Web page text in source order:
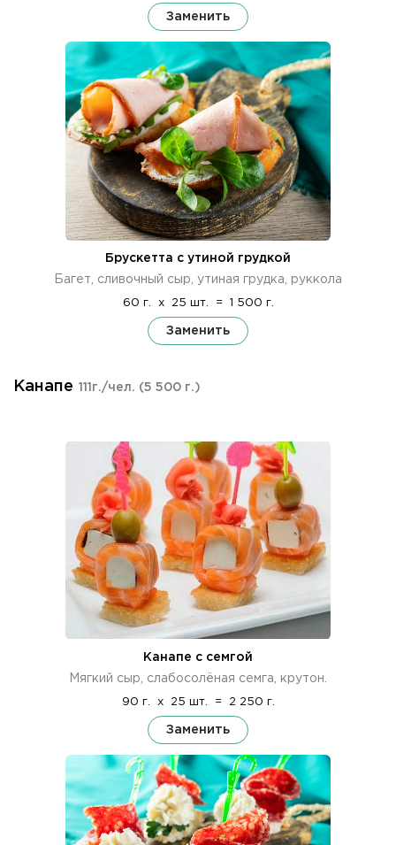
Заменить
Брускетта с утиной грудкой
Багет, сливочный сыр, утиная грудка, руккола
60 г. x 25 шт. = 1 500 г.
Заменить
Канапе 111г./чел. (5 500 г.)
Канапе с семгой
Мягкий сыр, слабосолёная семга, крутон.
90 г. x 25 шт. = 2 250 г.
Заменить